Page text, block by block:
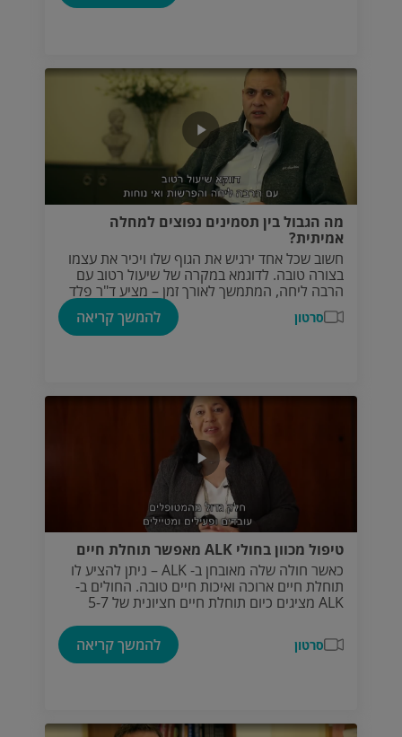
מה הגבול בין תסמינים נפוצים למחלה
אמיתית?
חשוב שכל אחד ירגיש את הגוף שלו ויכיר את עצמו
בצורה טובה. לדוגמא במקרה של שיעול רטוב עם
הרבה ליחה, המתמשך לאורך זמן – מציע ד"ר פלד
להתייעץ עם רופא המשפחה לגבי הרחבת היקף
הבירור הרפואי, מעבר לצילום חזה בלבד.
סרטון להמשך קריאה
טיפול מכוון בחולי ALK מאפשר תוחלת חיים
כאשר חולה שלה מאובחן ב- ALK – ניתן להציע לו
תוחלת חיים ארוכה ואיכות חיים טובה. החולים ב-
ALK מציגים כיום תוחלת חיים חציונית של 5-7
גרורתי מסוגים אחרים.
סרטון להמשך קריאה